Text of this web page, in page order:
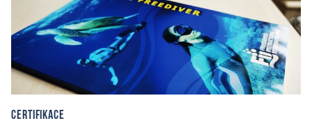
Certifikace